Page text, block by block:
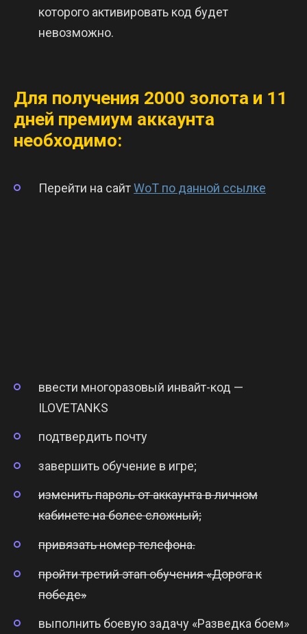
которого активировать код будет
невозможно.
Для получения 2000 золота и 11
дней премиум аккаунта
необходимо:
Перейти на сайтWoT по данной ссылке
ввести многоразовый инвайт-код —
ILOVETANKS
подтвердить почту
завершить обучение в игре;
изменить пароль от аккаунта в личном
кабинете на более сложный;
привязать номер телефона.
пройти третий этап обучения «Дорога к
победе»
выполнить боевую задачу «Разведка боем»